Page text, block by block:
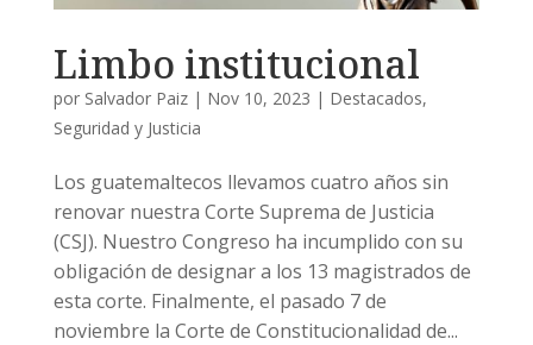
Limbo institucional
por Salvador Paiz| Nov 10, 2023 | Destacados,
Seguridad y Justicia
Los guatemaltecos llevamos cuatro años sin
renovar nuestra Corte Suprema de Justicia
(CSJ). Nuestro Congreso ha incumplido con su
obligación de designar a los 13 magistrados de
esta corte. Finalmente, el pasado 7 de
noviembre la Corte de Constitucionalidad de...